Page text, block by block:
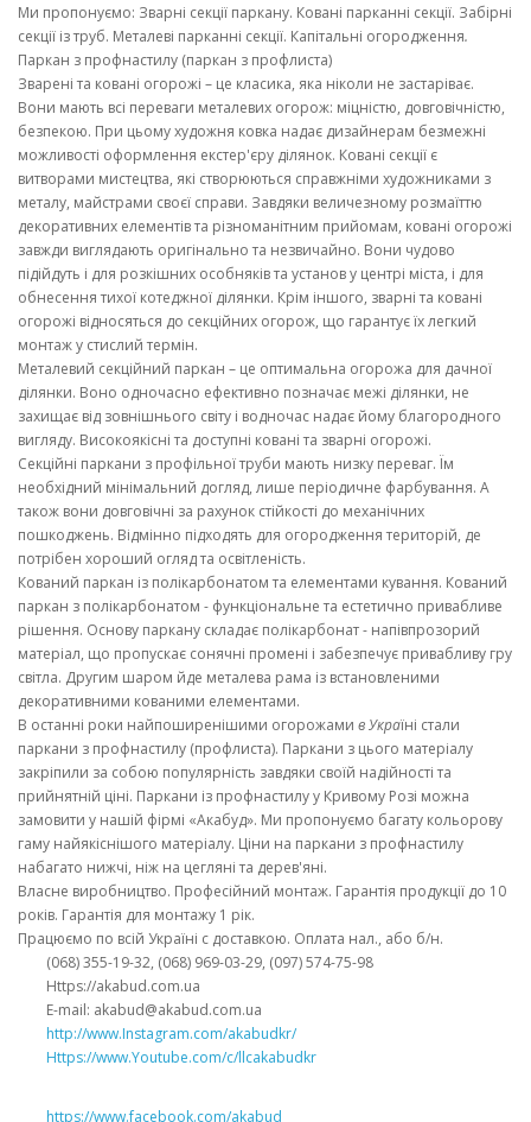
Ми пропонуємо: Зварні секції паркану. Ковані парканні секції. Забірні
секції із труб. Металеві парканні секції. Капітальні огородження.
Паркан з профнастилу (паркан з профлиста)
Зварені та ковані огорожі – це класика, яка ніколи не застаріває.
Вони мають всі переваги металевих огорож: міцністю, довговічністю,
безпекою. При цьому художня ковка надає дизайнерам безмежні
можливості оформлення екстер'єру ділянок. Ковані секції є
витворами мистецтва, які створюються справжніми художниками з
металу, майстрами своєї справи. Завдяки величезному розмаїттю
декоративних елементів та різноманітним прийомам, ковані огорожі
завжди виглядають оригінально та незвичайно. Вони чудово
підійдуть і для розкішних особняків та установ у центрі міста, і для
обнесення тихої котеджної ділянки. Крім іншого, зварні та ковані
огорожі відносяться до секційних огорож, що гарантує їх легкий
монтаж у стислий термін.
Металевий секційний паркан – це оптимальна огорожа для дачної
ділянки. Воно одночасно ефективно позначає межі ділянки, не
захищає від зовнішнього світу і водночас надає йому благородного
вигляду. Високоякісні та доступні ковані та зварні огорожі.
Секційні паркани з профільної труби мають низку переваг. Їм
необхідний мінімальний догляд, лише періодичне фарбування. А
також вони довговічні за рахунок стійкості до механічних
пошкоджень. Відмінно підходять для огородження територій, де
потрібен хороший огляд та освітленість.
Кований паркан із полікарбонатом та елементами кування. Кований
паркан з полікарбонатом - функціональне та естетично привабливе
рішення. Основу паркану складає полікарбонат - напівпрозорий
матеріал, що пропускає сонячні промені і забезпечує привабливу гру
світла. Другим шаром йде металева рама із встановленими
декоративними кованими елементами.
В останні роки найпоширенішими огорожами в Україні стали
паркани з профнастилу (профлиста). Паркани з цього матеріалу
закріпили за собою популярність завдяки своїй надійності та
прийнятній ціні. Паркани із профнастилу у Кривому Розі можна
замовити у нашій фірмі «Акабуд». Ми пропонуємо багату кольорову
гаму найякіснішого матеріалу. Ціни на паркани з профнастилу
набагато нижчі, ніж на цегляні та дерев'яні.
Власне виробництво. Професійний монтаж. Гарантія продукції до 10
років. Гарантія для монтажу 1 рік.
Працюємо по всій Україні с доставкою. Оплата нал., або б/н.
(068) 355-19-32, (068) 969-03-29, (097) 574-75-98
Https://akabud.com.ua
E-mail: akabud@akabud.com.ua
http://www.Instagram.com/akabudkr/
Https://www.Youtube.com/c/llcakabudkr
https://www.facebook.com/akabud